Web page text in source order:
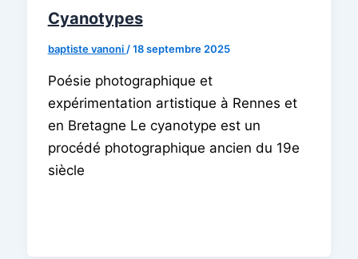
Cyanotypes
baptiste vanoni/18 septembre 2025
Poésie photographique et
expérimentation artistique à Rennes et
en Bretagne Le cyanotype est un
procédé photographique ancien du 19e
siècle